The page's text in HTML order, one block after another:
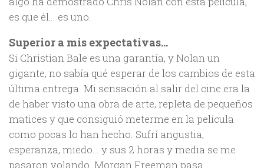
es que él… es uno.
Superior a mis expectativas…
Si Christian Bale es una garantía, y Nolan un
gigante, no sabía qué esperar de los cambios de esta
última entrega. Mi sensación al salir del cine era la
de haber visto una obra de arte, repleta de pequeños
matices y que consiguió meterme en la película
como pocas lo han hecho. Sufrí angustia,
esperanza, miedo… y sus 2 horas y media se me
pasaron volando. Morgan Freeman pasa